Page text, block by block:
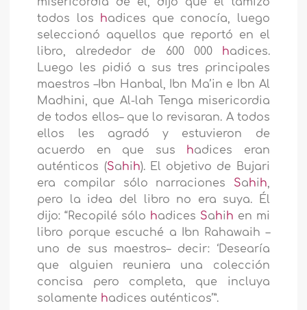
todos los hadices que conocía, luego
seleccionó aquellos que reportó en el
libro, alrededor de 600 000 hadices.
Luego les pidió a sus tres principales
maestros –Ibn Hanbal, Ibn Ma’in e Ibn Al
Madhini, que Al-lah Tenga misericordia
de todos ellos– que lo revisaran. A todos
ellos les agradó y estuvieron de
acuerdo en que sus hadices eran
auténticos (Sahih). El objetivo de Bujari
era compilar sólo narraciones Sahih,
pero la idea del libro no era suya. Él
dijo: “Recopilé sólo hadices Sahih en mi
libro porque escuché a Ibn Rahawaih –
uno de sus maestros– decir: ‘Desearía
que alguien reuniera una colección
concisa pero completa, que incluya
solamente hadices auténticos’”.